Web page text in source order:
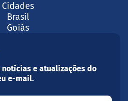
Cidades
Brasil
Goiás
e atualizações do
e-mail.